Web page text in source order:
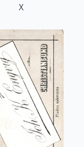
X